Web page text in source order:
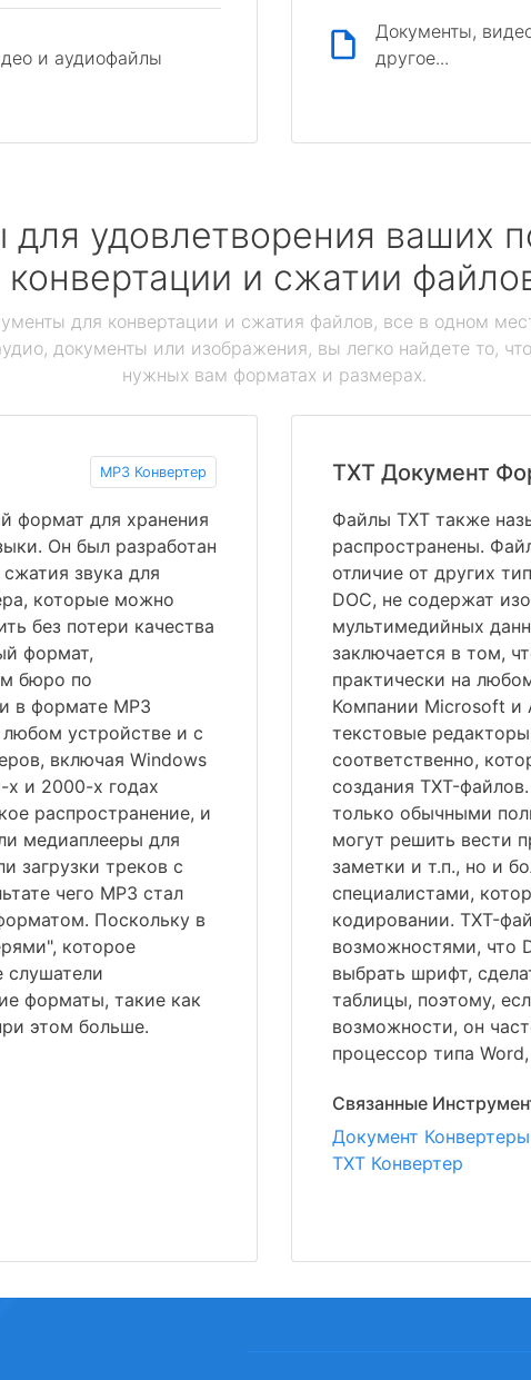
и аудиофайлы
Документы,
другое...
удовлетворения ваших
конвертации и сжатии
для конвертации и сжатия файлов, все в одном
документы или изображения, вы легко найдете то,
нужных вам форматах и размерах.
MP3 Конвертер
формат для хранения
Он был разработан
звука для
которые можно
без потери качества
формат,
бюро по
в формате MP3
любом устройстве и с
включая Windows
х и 2000-х годах
распространение, и
медиаплееры для
загрузки треков с
чего MP3 стал
Поскольку в
которое
слушатели
форматы, такие как
этом больше.
TXT Документ
Файлы TXT также
распространены.
отличие от других
DOC, не содержат
мультимедийных
заключается в том,
практически на
Компании Microsoft и
текстовые
соответственно,
создания TXT-
только обычными
могут решить вести
заметки и т.п., но и
специалистами,
кодировании. TXT-
возможностями, что
выбрать шрифт,
таблицы, поэтому,
возможности, он
процессор типа
Связанные
Документ Конвертеры
TXT Конвертер